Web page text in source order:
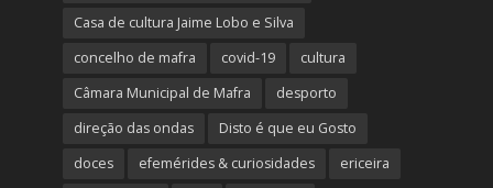
Casa de cultura Jaime Lobo e Silva
concelho de mafra
covid-19
cultura
Câmara Municipal de Mafra
desporto
direção das ondas
Disto é que eu Gosto
doces
efemérides & curiosidades
ericeira